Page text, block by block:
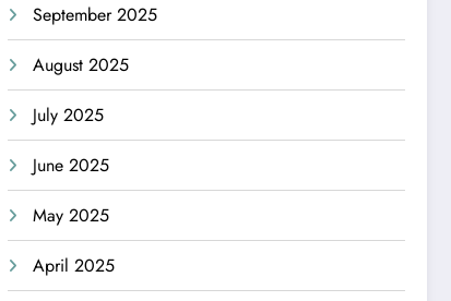
September 2025
August 2025
July 2025
June 2025
May 2025
April 2025